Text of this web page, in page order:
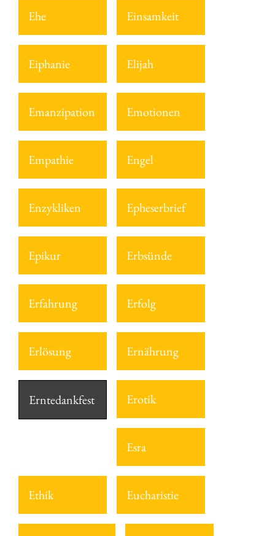
Ehe Einsamkeit
Eiphanie Elijah
Emanzipation Emotionen
Empathie Engel
Enzykliken Epheserbrief
Epikur Erbsünde
Erfahrung Erfolg
Erlösung Ernährung
Erntedankfest Erotik
Esra
Ethik Eucharistie